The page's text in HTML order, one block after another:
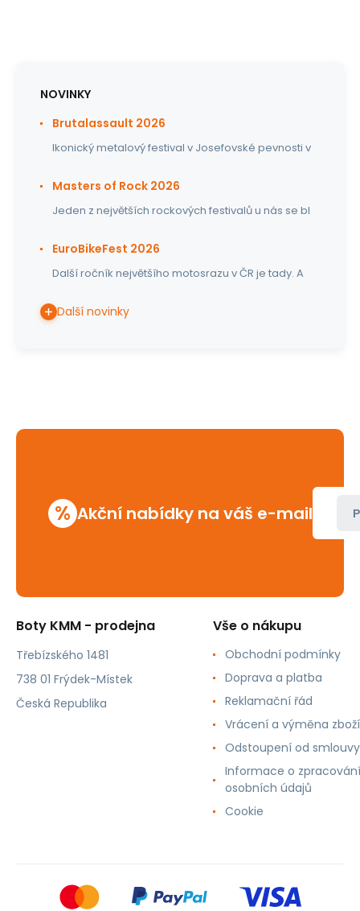
NOVINKY
Brutalassault 2026
Ikonický metalový festival v Josefovské pevnosti v
Masters of Rock 2026
Jeden z největších rockových festivalů u nás se bl
EuroBikeFest 2026
Další ročník největšího motosrazu v ČR je tady. A
Další novinky
% Akční nabídky na váš e-mail
Boty KMM - prodejna
Třebízského 1481
738 01 Frýdek-Místek
Česká Republika
Vše o nákupu
Obchodní podmínky
Doprava a platba
Reklamační řád
Vrácení a výměna zboží
Odstoupení od smlouvy
Informace o zpracování
osobních údajů
Cookie